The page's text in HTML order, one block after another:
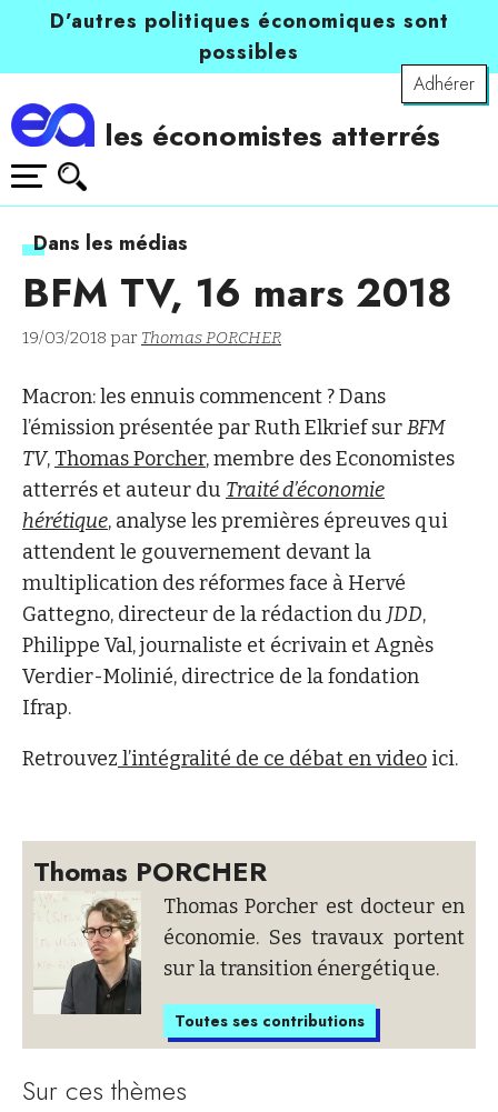
D’autres politiques économiques sont
possibles
Adhérer
les économistes atterrés
Dans les médias
BFM TV, 16 mars 2018
19/03/2018 par Thomas PORCHER
Macron: les ennuis commencent ? Dans
l’émission présentée par Ruth Elkrief surBFM
TV, Thomas Porcher, membre des Economistes
atterrés et auteur du Traité d’économie
hérétique, analyse les premières épreuves qui
attendent le gouvernement devant la
multiplication des réformes face à Hervé
Gattegno, directeur de la rédaction du JDD,
Philippe Val, journaliste et écrivain et Agnès
Verdier-Molinié, directrice de la fondation
Ifrap.
Retrouvez l’intégralité de ce débat en video ici.
Thomas PORCHER
Thomas Porcher est docteur en
économie. Ses travaux portent
sur la transition énergétique.
Toutes ses contributions
Sur ces thèmes